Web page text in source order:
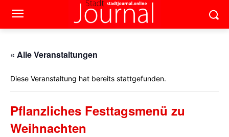
« Alle Veranstaltungen
Diese Veranstaltung hat bereits stattgefunden.
Pflanzliches Festtagsmenü zu
Weihnachten